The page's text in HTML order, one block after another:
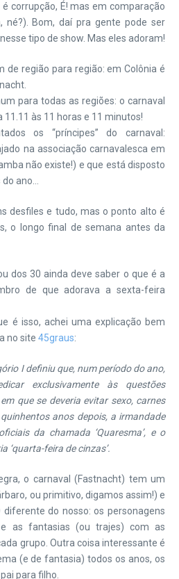
corrupção, É! mas em comparação
né?). Bom, daí pra gente pode ser
tipo de show. Mas eles adoram!
de região para região: em Colônia é
para todas as regiões: o carnaval
às 11 horas e 11 minutos!
os “príncipes” do carnaval:
na associação carnavalesca em
não existe!) e que está disposto
ano…
desfiles e tudo, mas o ponto alto é
o longo final de semana antes da
dos 30 ainda deve saber o que é a
de que adorava a sexta-feira
é isso, achei uma explicação bem
no site 45graus:
I definiu que, num período do ano,
exclusivamente às questões
que se deveria evitar sexo, carnes
anos depois, a irmandade
da chamada ‘Quaresma’, e o
‘quarta-feira de cinzas’.
o carnaval (Fastnacht) tem um
ou primitivo, digamos assim!) e
do nosso: os personagens
as fantasias (ou trajes) com as
grupo. Outra coisa interessante é
(e de fantasia) todos os anos, os
para filho.